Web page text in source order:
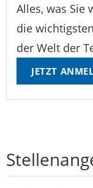
Alles, was Sie
die
der Welt der
JETZT